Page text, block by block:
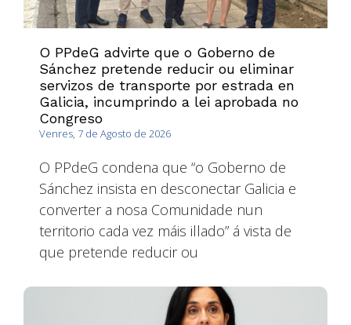
O PPdeG advirte que o Goberno de
Sánchez pretende reducir ou eliminar
servizos de transporte por estrada en
Galicia, incumprindo a lei aprobada no
Congreso
Venres, 7 de Agosto de 2026
O PPdeG condena que “o Goberno de
Sánchez insista en desconectar Galicia e
converter a nosa Comunidade nun
territorio cada vez máis illado” á vista de
que pretende reducir ou